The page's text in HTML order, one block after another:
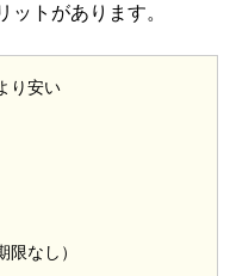
ットがあります。
り安い
限なし）